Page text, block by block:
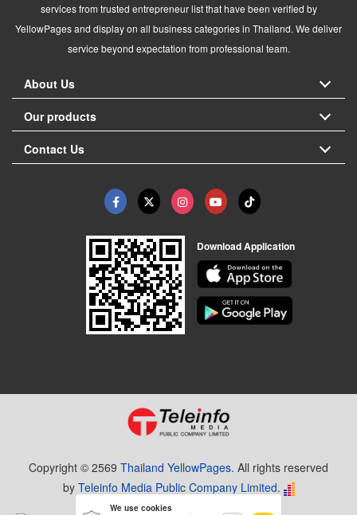
services from trusted entrepreneur list that have been verified by
YellowPages and display on all business categories in Thailand. We deliver
service beyond expectation from professional team.
About Us
Our products
Contact Us
Download Application
Copyright © 2569 Thailand YellowPages. All rights reserved
by Teleinfo Media Public Company Limited.
We use cookies